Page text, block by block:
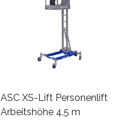
ASC XS-Lift Personenlift
Arbeitshöhe 4,5 m